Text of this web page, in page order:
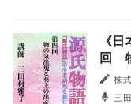
《
回
株
三